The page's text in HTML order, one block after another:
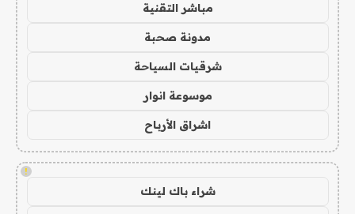
مباشر التقنية
مدونة صحبة
شرقيات السياحة
موسوعة انوار
اشراق الأرباح
!
شراء باك لينك